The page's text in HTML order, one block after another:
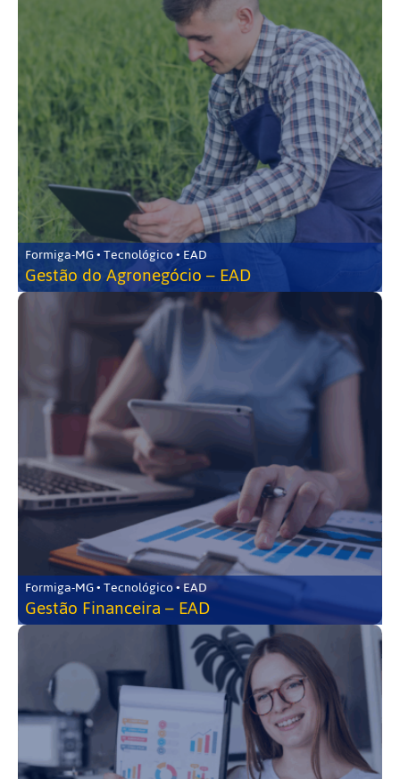
Formiga-MG • Tecnológico • EAD
Gestão do Agronegócio – EAD
Formiga-MG • Tecnológico • EAD
Gestão Financeira – EAD